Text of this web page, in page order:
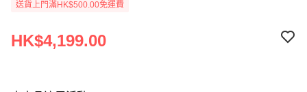
送貨上門滿HK$500.00免運費
HK$4,199.00